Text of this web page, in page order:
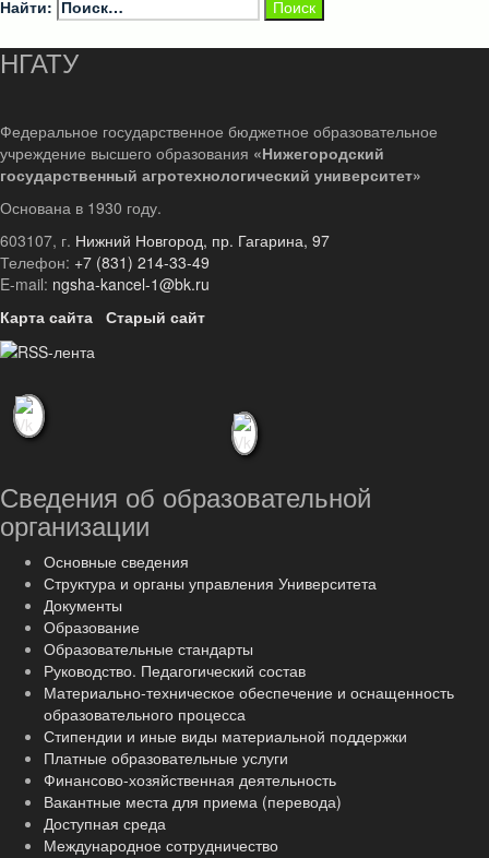
Найти:
НГАТУ
Федеральное государственное бюджетное образовательное
учреждение высшего образования «Нижегородский
государственный агротехнологический университет»
Основана в 1930 году.
603107, г. Нижний Новгород, пр. Гагарина, 97
Телефон: +7 (831) 214-33-49
E-mail: ngsha-kancel-1@bk.ru
Карта сайта Старый сайт
Сведения об образовательной
организации
Основные сведения
Структура и органы управления Университета
Документы
Образование
Образовательные стандарты
Руководство. Педагогический состав
Материально-техническое обеспечение и оснащенность
образовательного процесса
Стипендии и иные виды материальной поддержки
Платные образовательные услуги
Финансово-хозяйственная деятельность
Вакантные места для приема (перевода)
Доступная среда
Международное сотрудничество